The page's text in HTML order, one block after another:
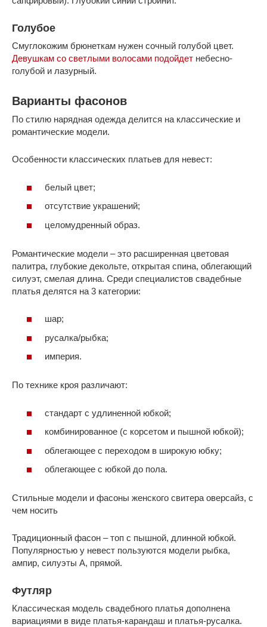
Голубое
Смуглокожим брюнеткам нужен сочный голубой цвет.
Девушкам со светлыми волосами подойдет небесно-
голубой и лазурный.
Варианты фасонов
По стилю нарядная одежда делится на классические и
романтические модели.
Особенности классических платьев для невест:
белый цвет;
отсутствие украшений;
целомудренный образ.
Романтические модели – это расширенная цветовая
палитра, глубокие декольте, открытая спина, облегающий
силуэт, смелая длина. Среди специалистов свадебные
платья делятся на 3 категории:
шар;
русалка/рыбка;
империя.
По технике кроя различают:
стандарт с удлиненной юбкой;
комбинированное (с корсетом и пышной юбкой);
облегающее с переходом в широкую юбку;
облегающее с юбкой до пола.
Стильные модели и фасоны женского свитера оверсайз, с
чем носить
Традиционный фасон – топ с пышной, длинной юбкой.
Популярностью у невест пользуются модели рыбка,
ампир, силуэты А, прямой.
Футляр
Классическая модель свадебного платья дополнена
вариациями в виде платья-карандаш и платья-русалка.